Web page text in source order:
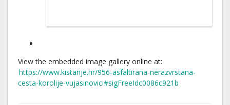
View the embedded image gallery online at:
https://www.kistanje.hr/956-asfaltirana-nerazvrstana-
cesta-korolije-vujasinovici#sigFreeIdc0086c921b